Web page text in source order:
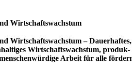
Wirtschaftswachstum
Wirtschaftswachstum – Dau­e­r­haf­tes,
Wirt­schafts­wachs­tum, pro­duk­
Arbeit für alle